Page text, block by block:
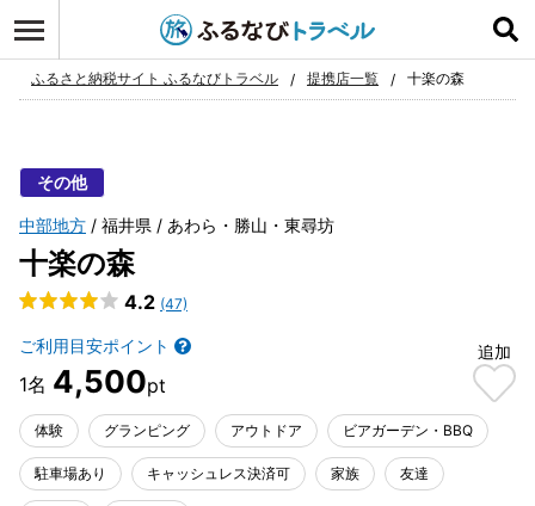
お気に入り
ふるさと納税サイト ふるなびトラベル 提携店一覧 十楽の森
その他
中部地方 福井県 あわら・勝山・東尋坊
十楽の森
4.2 (47)
ご利用目安ポイント
4,500
追加
体験 グランピング アウトドア ビアガーデン・BBQ
駐車場あり キャッシュレス決済可 家族 友達